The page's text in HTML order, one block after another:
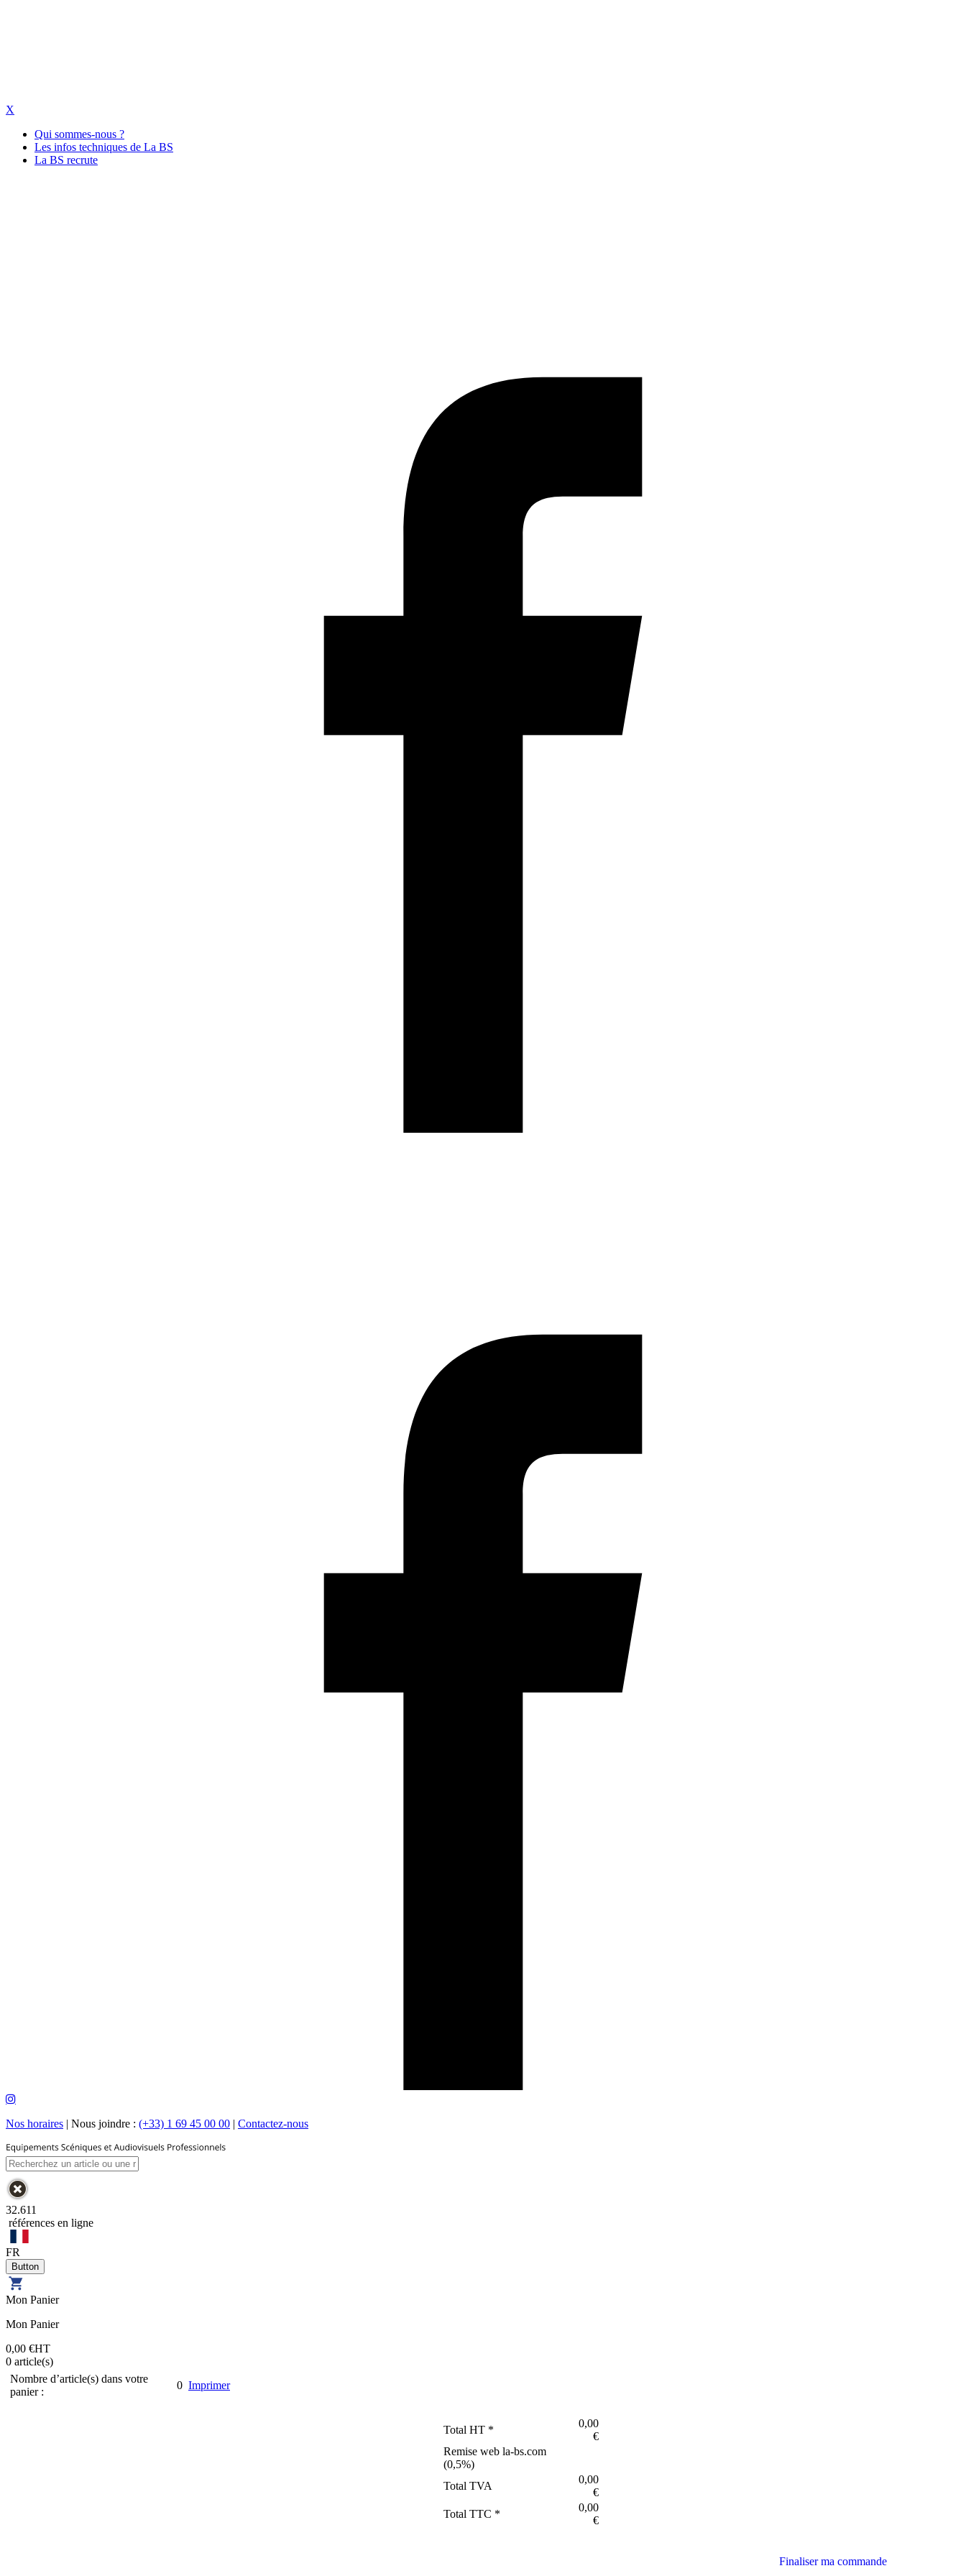
X
Qui sommes-nous ?
Les infos techniques de La BS
La BS recrute
Nos horaires | Nous joindre : (+33) 1 69 45 00 00 | Contactez-nous
32.611
références en ligne
FR
Mon Panier
Mon Panier
0,00 €HT
0 article(s)
Nombre d’article(s) dans votre
panier :
0 Imprimer
Total HT *
0,00
€
Remise web la-bs.com
(0,5%)
Total TVA
0,00
€
Total TTC *
0,00
€
Finaliser ma commande